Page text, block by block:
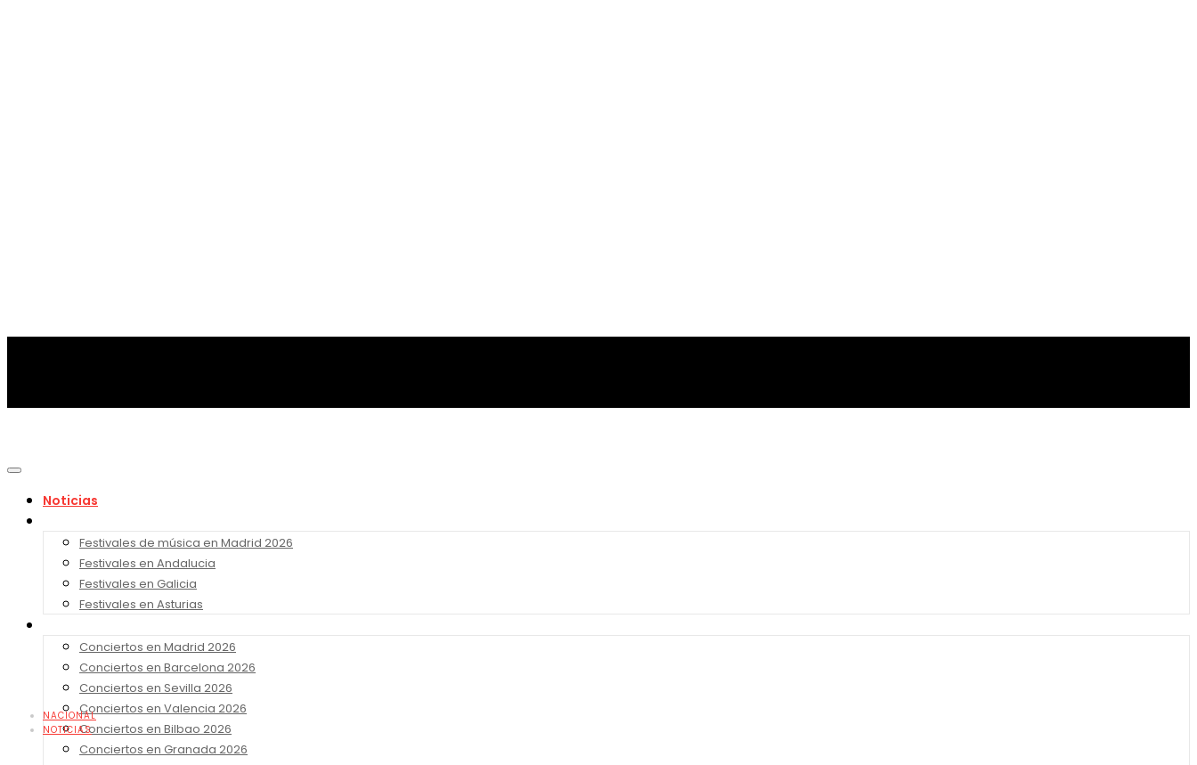
Noticias
Festivales de música en Madrid 2026
Festivales en Andalucia
Festivales en Galicia
Festivales en Asturias
Conciertos en Madrid 2026
Conciertos en Barcelona 2026
Conciertos en Sevilla 2026
Conciertos en Valencia 2026
Conciertos en Bilbao 2026
Conciertos en Granada 2026
NACIONAL
NOTICIAS